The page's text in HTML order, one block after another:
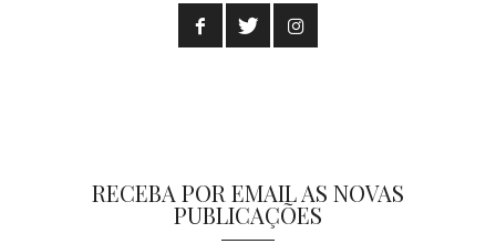
RECEBA POR EMAIL AS NOVAS
PUBLICAÇÕES